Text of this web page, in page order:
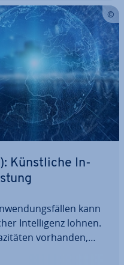
Künst­li­che In­
kann
In­tel­li­genz lohnen.
vorhanden,